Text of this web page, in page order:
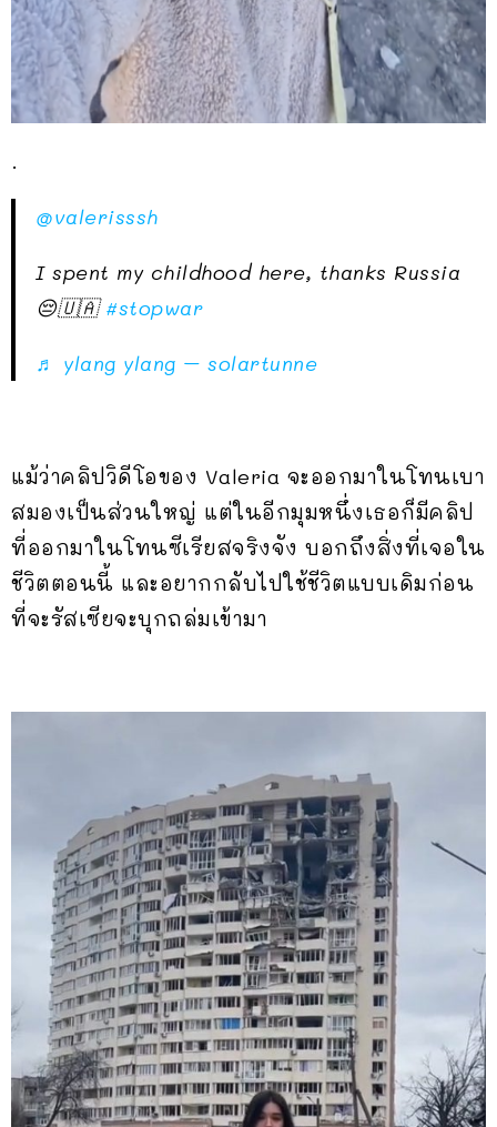
.
@valerisssh
I spent my childhood here, thanks Russia
😔🇺🇦#stopwar
♬ ylang ylang – solartunne
แม้ว่าคลิปวิดีโอของ Valeria จะออกมาในโทนเบา
สมองเป็นส่วนใหญ่ แต่ในอีกมุมหนึ่งเธอก็มีคลิป
ที่ออกมาในโทนซีเรียสจริงจัง บอกถึงสิ่งที่เจอใน
ชีวิตตอนนี้ และอยากกลับไปใช้ชีวิตแบบเดิมก่อน
ที่จะรัสเซียจะบุกถล่มเข้ามา